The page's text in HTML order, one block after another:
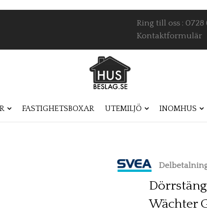
Ring till oss :
Kontaktformulär
FASTIGHETSBOXAR UTEMILJÖ INOMHUS
Wächter